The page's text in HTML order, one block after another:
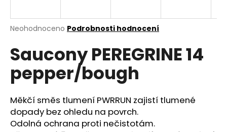
Průměrné
produktu
je
5
hvězdiček.
Neohodnoceno Podrobnosti hodnocení
Saucony PEREGRINE 14
pepper/bough
Měkčí směs tlumení PWRRUN zajistí tlumené
dopady bez ohledu na povrch.
Odolná ochrana proti nečistotám.
j
t
?
HLEDAT